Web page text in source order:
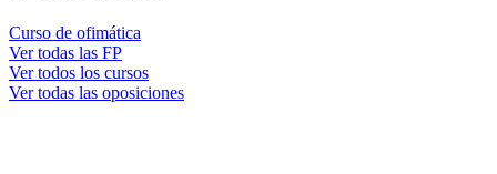
Curso de ofimática
Ver todas las FP
Ver todos los cursos
Ver todas las oposiciones